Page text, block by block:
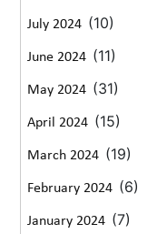
July 2024 (10)
June 2024 (11)
May 2024 (31)
April 2024 (15)
March 2024 (19)
February 2024 (6)
January 2024 (7)